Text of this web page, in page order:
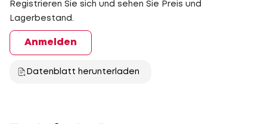
Registrieren Sie sich und sehen Sie Preis und
Lagerbestand.
Anmelden
Datenblatt herunterladen